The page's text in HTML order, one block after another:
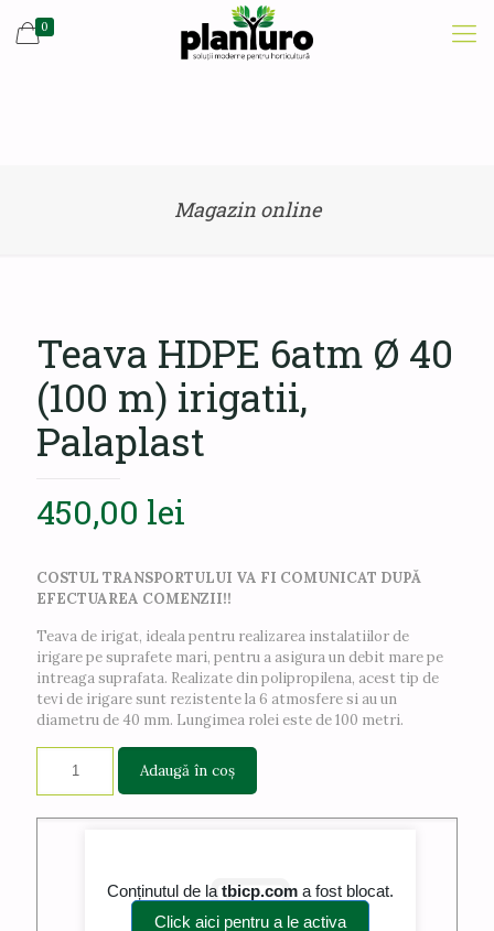
0
Magazin online
Teava HDPE 6atm Ø 40
(100 m) irigatii,
Palaplast
450,00 lei
COSTUL TRANSPORTULUI VA FI COMUNICAT DUPĂ
EFECTUAREA COMENZII!!
Teava de irigat, ideala pentru realizarea instalatiilor de
irigare pe suprafete mari, pentru a asigura un debit mare pe
intreaga suprafata. Realizate din polipropilena, acest tip de
tevi de irigare sunt rezistente la 6 atmosfere si au un
diametru de 40 mm. Lungimea rolei este de 100 metri.
Adaugă în coș